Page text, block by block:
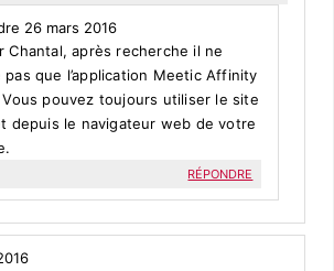
26 mars 2016
Chantal, après recherche il ne
pas que l’application Meetic Affinity
pouvez toujours utiliser le site
depuis le navigateur web de votre
RÉPONDRE